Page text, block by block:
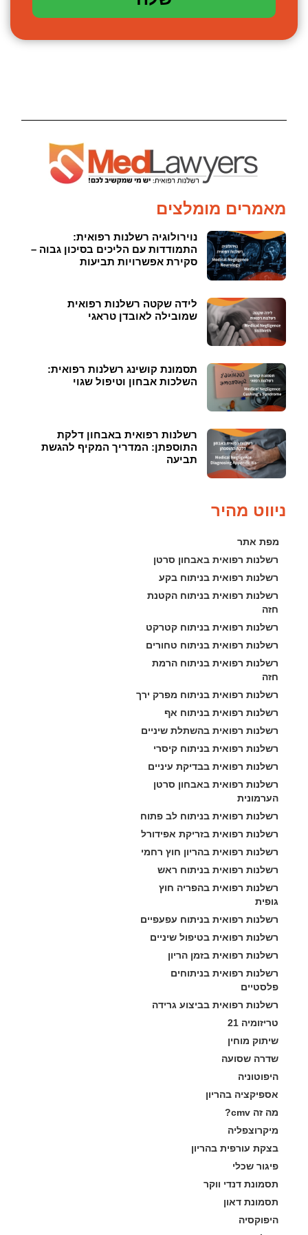
מאמרים מומלצים
נוירולוגיה רשלנות רפואית:
התמודדות עם הליכים בסיכון גבוה –
סקירת אפשרויות תביעות
לידה שקטה רשלנות רפואית
שמובילה לאובדן טראגי
תסמונת קושינג רשלנות רפואית:
השלכות אבחון וטיפול שגוי
רשלנות רפואית באבחון דלקת
התוספתן: המדריך המקיף להגשת
תביעה
ניווט מהיר
מפת אתר
רשלנות רפואית באבחון סרטן
רשלנות רפואית בניתוח בקע
רשלנות רפואית בניתוח הקטנת
חזה
רשלנות רפואית בניתוח קטרקט
רשלנות רפואית בניתוח טחורים
רשלנות רפואית בניתוח הרמת
חזה
רשלנות רפואית בניתוח מפרק ירך
רשלנות רפואית בניתוח אף
רשלנות רפואית בהשתלת שיניים
רשלנות רפואית בניתוח קיסרי
רשלנות רפואית בבדיקת עיניים
רשלנות רפואית באבחון סרטן
הערמונית
רשלנות רפואית בניתוח לב פתוח
רשלנות רפואית בזריקת אפידורל
רשלנות רפואית בהריון חוץ רחמי
רשלנות רפואית בניתוח ראש
רשלנות רפואית בהפריה חוץ
גופית
רשלנות רפואית בניתוח עפעפיים
רשלנות רפואית בטיפול שיניים
רשלנות רפואית בזמן הריון
רשלנות רפואית בניתוחים
פלסטיים
רשלנות רפואית בביצוע גרידה
טריזומיה 21
שיתוק מוחין
שדרה שסועה
היפוטוניה
אספיקציה בהריון
מה זה cmv?
מיקרוצפליה
בצקת עורפית בהריון
פיגור שכלי
תסמונת דנדי ווקר
תסמונת דאון
היפוקסיה